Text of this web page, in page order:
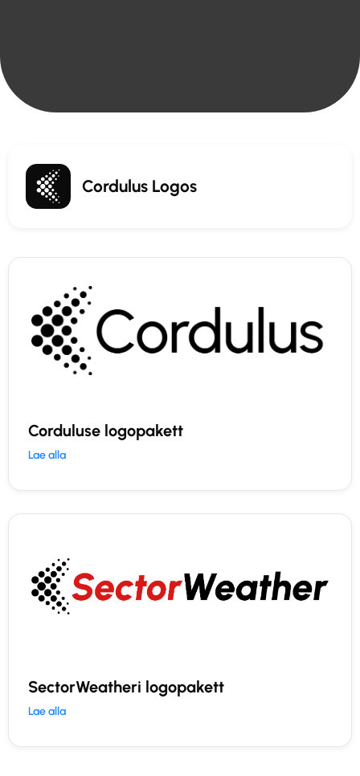
Cordulus Logos
Corduluse logopakett
Lae alla
SectorWeatheri logopakett
Lae alla